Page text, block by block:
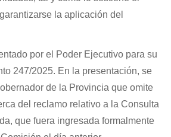
la aplicación del
por el Poder Ejecutivo para su
247/2025. En la presentación, se
de la Provincia que omite
del reclamo relativo a la Consulta
que fuera ingresada formalmente